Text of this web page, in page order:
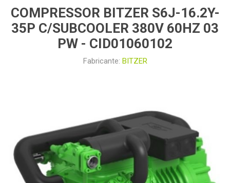
COMPRESSOR BITZER S6J-16.2Y-
35P C/SUBCOOLER 380V 60HZ 03
PW - CID01060102
Fabricante: BITZER